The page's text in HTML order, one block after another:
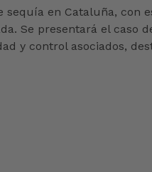
en Cataluña, con
Se presentará el
y control asociados,